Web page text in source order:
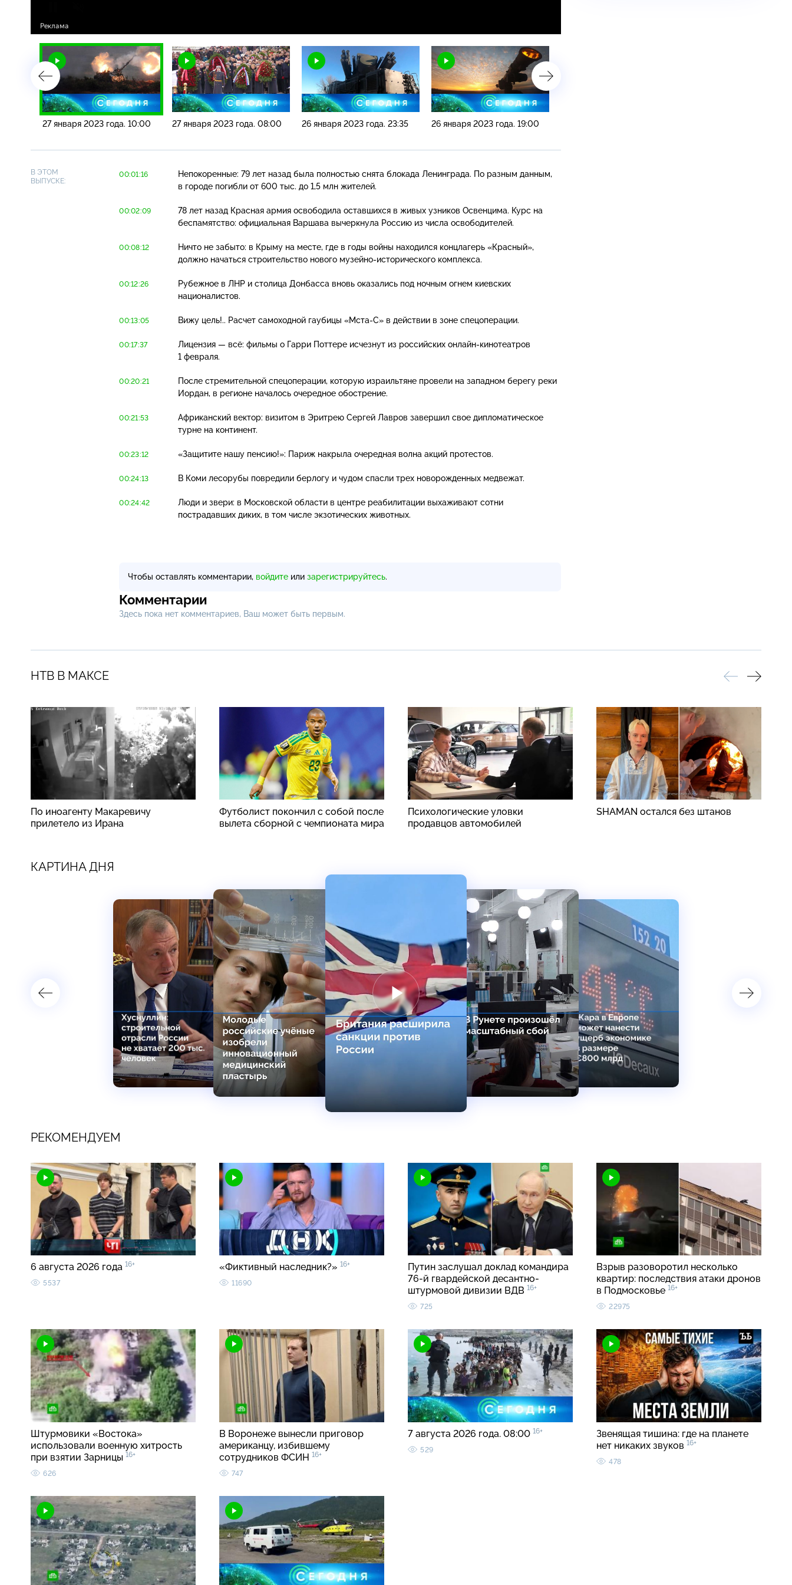
27 января 2023 года. 10:00 27 января 2023 года. 08:00 26 января 2023 года. 23:35 26 января 2023 года. 19:00
В ЭТОМ
ВЫПУСКЕ:
00:01:16
Непокоренные: 79 лет назад была полностью снята блокада Ленинграда. По разным данным,
в городе погибли от 600 тыс. до 1,5 млн жителей.
00:02:09
78 лет назад Красная армия освободила оставшихся в живых узников Освенцима. Курс на
беспамятство: официальная Варшава вычеркнула Россию из числа освободителей.
00:08:12
Ничто не забыто: в Крыму на месте, где в годы войны находился концлагерь «Красный»,
должно начаться строительство нового музейно-исторического комплекса.
00:12:26
Рубежное в ЛНР и столица Донбасса вновь оказались под ночным огнем киевских
националистов.
00:13:05 Вижу цель!.. Расчет самоходной гаубицы «Мста-С» в действии в зоне спецоперации.
00:17:37 Лицензия — всё: фильмы о Гарри Поттере исчезнут из российских онлайн-кинотеатров
1 февраля.
00:20:21
После стремительной спецоперации, которую израильтяне провели на западном берегу реки
Иордан, в регионе началось очередное обострение.
00:21:53
Африканский вектор: визитом в Эритрею Сергей Лавров завершил свое дипломатическое
турне на континент.
00:23:12 «Защитите нашу пенсию!»: Париж накрыла очередная волна акций протестов.
00:24:13 В Коми лесорубы повредили берлогу и чудом спасли трех новорожденных медвежат.
00:24:42
Люди и звери: в Московской области в центре реабилитации выхаживают сотни
пострадавших диких, в том числе экзотических животных.
Чтобы оставлять комментарии, войдите или зарегистрируйтесь.
Комментарии
Здесь пока нет комментариев, Ваш может быть первым.
НТВ В МАКСЕ
По иноагенту Макаревичу
прилетело из Ирана
Футболист покончил с собой после
вылета сборной с чемпионата мира
Психологические уловки
продавцов автомобилей
SHAMAN остался без штанов
КАРТИНА ДНЯ
РЕКОМЕНДУЕМ
6 августа 2026 года 16+
5537
«Фиктивный наследник?» 16+
11690
Путин заслушал доклад командира
76-й гвардейской десантно-
штурмовой дивизии ВДВ 16+
725
Взрыв разоворотил несколько
квартир: последствия атаки дронов
в Подмосковье 16+
22975
Штурмовики «Востока»
использовали военную хитрость
при взятии Зарницы 16+
626
В Воронеже вынесли приговор
американцу, избившему
сотрудников ФСИН 16+
747
7 августа 2026 года. 08:00 16+
529
Звенящая тишина: где на планете
нет никаких звуков 16+
478